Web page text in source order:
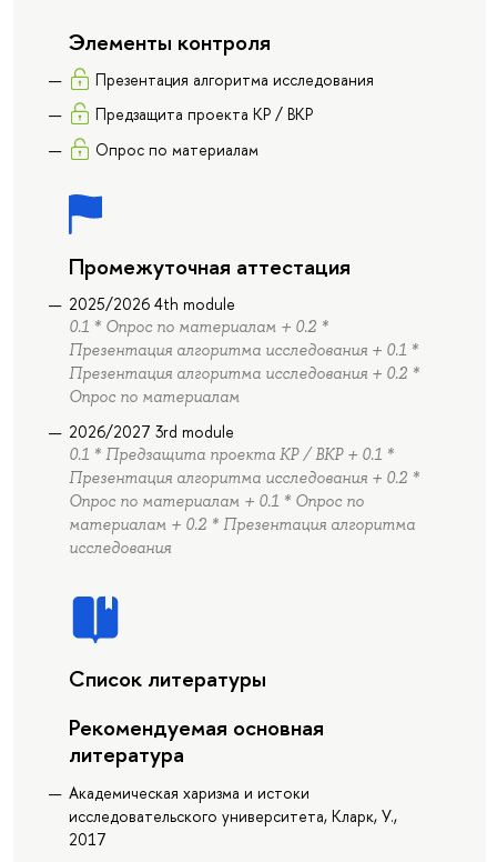
Элементы контроля
Презентация алгоритма исследования
Предзащита проекта КР / ВКР
Опрос по материалам
Промежуточная аттестация
2025/2026 4th module
0.1 * Опрос по материалам + 0.2 *
Презентация алгоритма исследования + 0.1 *
Презентация алгоритма исследования + 0.2 *
Опрос по материалам
2026/2027 3rd module
0.1 * Предзащита проекта КР / ВКР + 0.1 *
Презентация алгоритма исследования + 0.2 *
Опрос по материалам + 0.1 * Опрос по
материалам + 0.2 * Презентация алгоритма
исследования
Список литературы
Рекомендуемая основная
литература
Академическая харизма и истоки
исследовательского университета, Кларк, У.,
2017